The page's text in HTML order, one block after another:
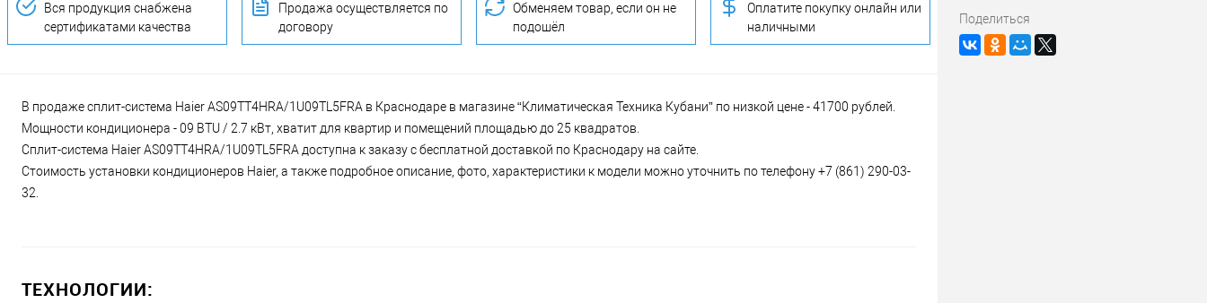
Вся продукция снабжена
сертификатами качества
Продажа осуществляется по
договору
Обменяем товар, если он не
подошёл
Оплатите покупку онлайн или
наличными
В продаже сплит-система Haier AS09TT4HRA/1U09TL5FRA в Краснодаре в магазине “Климатическая Техника Кубани” по низкой цене - 41700 рублей.
Мощности кондиционера - 09 BTU / 2.7 кВт, хватит для квартир и помещений площадью до 25 квадратов.
Сплит-система Haier AS09TT4HRA/1U09TL5FRA доступна к заказу с бесплатной доставкой по Краснодару на сайте.
Стоимость установки кондиционеров Haier, а также подробное описание, фото, характеристики к модели можно уточнить по телефону +7 (861) 290-03-
32.
ТЕХНОЛОГИИ:
Поделиться